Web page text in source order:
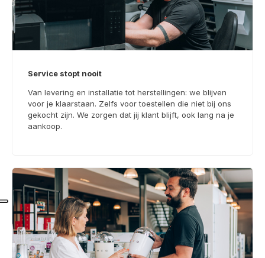
Service stopt nooit
Van levering en installatie tot herstellingen: we blijven
voor je klaarstaan. Zelfs voor toestellen die niet bij ons
gekocht zijn. We zorgen dat jij klant blijft, ook lang na je
aankoop.